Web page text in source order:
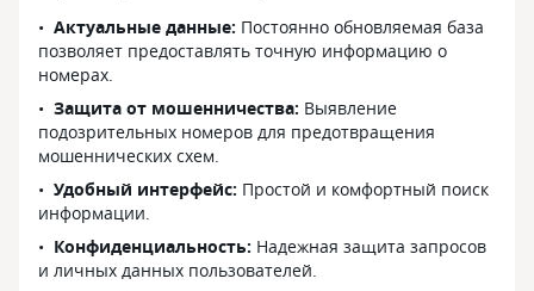
Актуальные данные: Постоянно обновляемая база
позволяет предоставлять точную информацию о
номерах.
Защита от мошенничества: Выявление
подозрительных номеров для предотвращения
мошеннических схем.
Удобный интерфейс: Простой и комфортный поиск
информации.
Конфиденциальность: Надежная защита запросов
и личных данных пользователей.